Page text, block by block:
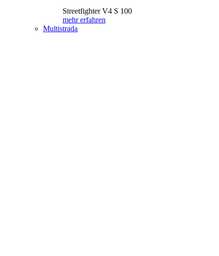
Streetfighter V4 S 100
mehr erfahren
Multistrada